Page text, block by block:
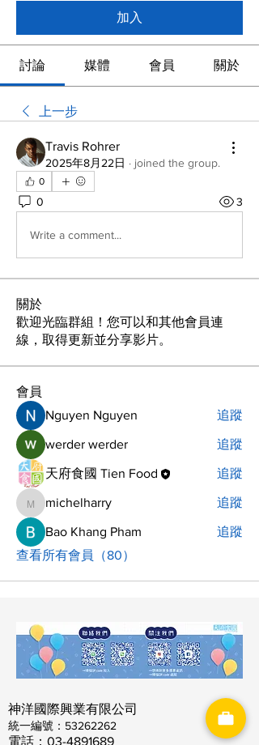
加入
討論 媒體 會員 關於
上一步
Travis Rohrer
2025年8月22日 · joined the group.
0
0 3
Write a comment...
關於
歡迎光臨群組！您可以和其他會員連
線，取得更新並分享影片。
會員
Nguyen Nguyen
追蹤
werder werder 追蹤
天府食國 Tien Food 追蹤
michelharry
michelharry 追蹤
Bao Khang Pham
追蹤
查看所有會員（80）
神洋國際興業有限公司
​統一編號：53262262
電話：03-4891689